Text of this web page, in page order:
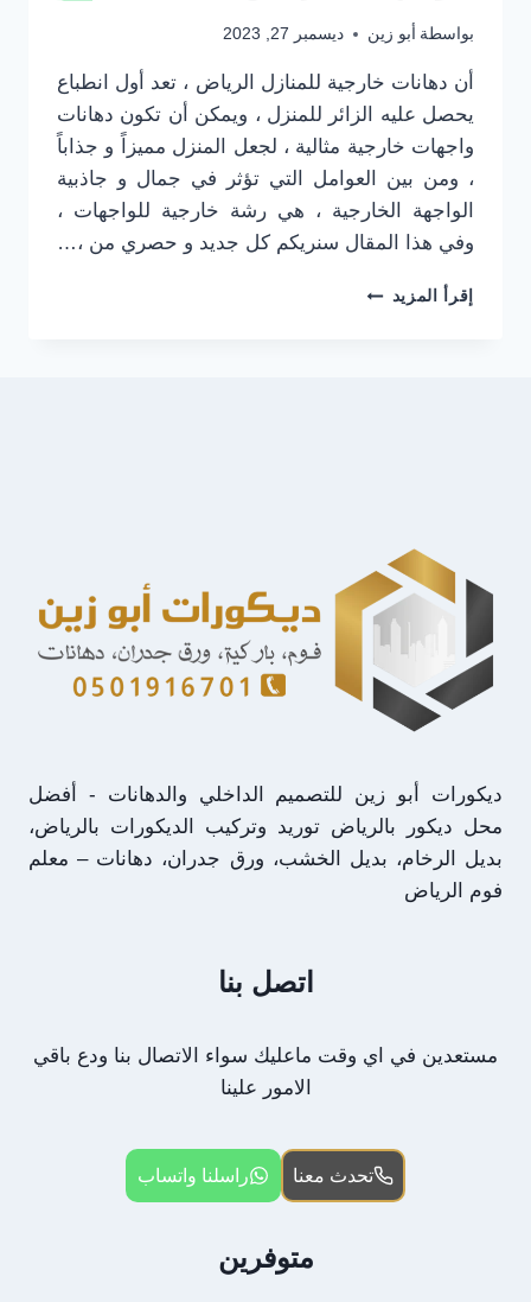
بواسطة أبو زين ديسمبر 27, 2023
أن دهانات خارجية للمنازل الرياض ، تعد أول انطباع
يحصل عليه الزائر للمنزل ، ويمكن أن تكون دهانات
واجهات خارجية مثالية ، لجعل المنزل مميزاً و جذاباً
، ومن بين العوامل التي تؤثر في جمال و جاذبية
الواجهة الخارجية ، هي رشة خارجية للواجهات ،
وفي هذا المقال سنريكم كل جديد و حصري من ،…
إقرأ المزيد دهانات
ديكورات أبو زين للتصميم الداخلي والدهانات - أفضل
محل ديكور بالرياض توريد وتركيب الديكورات بالرياض،
بديل الرخام، بديل الخشب، ورق جدران، دهانات – معلم
فوم الرياض
اتصل بنا
مستعدين في اي وقت ماعليك سواء الاتصال بنا ودع باقي
الامور علينا
تحدث معنا راسلنا واتساب
متوفرين